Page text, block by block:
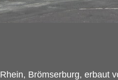
Rhein, Brömserburg, erbaut